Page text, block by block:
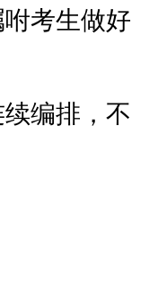
考生做好
编排，不